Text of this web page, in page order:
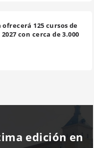
125 cursos de
con cerca de 3.000
edición en